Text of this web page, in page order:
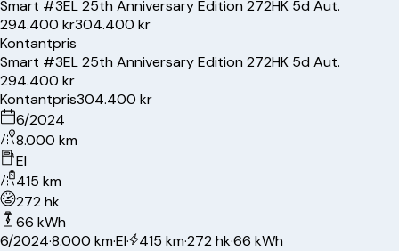
Smart #3EL 25th Anniversary Edition 272HK 5d Aut.
294.400 kr304.400 kr
Kontantpris
Smart #3EL 25th Anniversary Edition 272HK 5d Aut.
294.400 kr
Kontantpris304.400 kr
6/2024
8.000 km
El
415 km
272 hk
66 kWh
6/2024·8.000 km·El· 415 km·272 hk·66 kWh